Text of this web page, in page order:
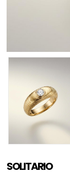
SOLITARIO